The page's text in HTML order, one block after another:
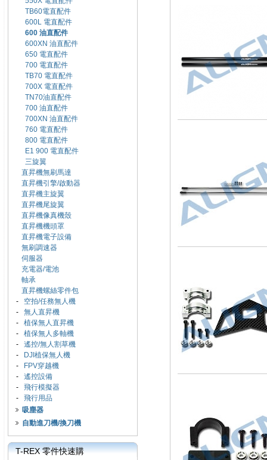
TB60電直配件
600L 電直配件
600 油直配件
600XN 油直配件
650 電直配件
700 電直配件
TB70 電直配件
700X 電直配件
TN70油直配件
700 油直配件
700XN 油直配件
760 電直配件
800 電直配件
E1 900 電直配件
三旋翼
直昇機無刷馬達
直昇機引擎/啟動器
直昇機主旋翼
直昇機尾旋翼
直昇機像真機殼
直昇機機頭罩
直昇機電子設備
無刷調速器
伺服器
充電器/電池
軸承
直昇機螺絲零件包
- 空拍/任務無人機
- 無人直昇機
- 植保無人直昇機
- 植保無人多軸機
- 遙控/無人割草機
-
DJI植保無人機
-
FPV穿越機
- 遙控設備
- 飛行模擬器
- 飛行用品
吸塵器
自動進刀機/換刀機
T-REX 零件快速購